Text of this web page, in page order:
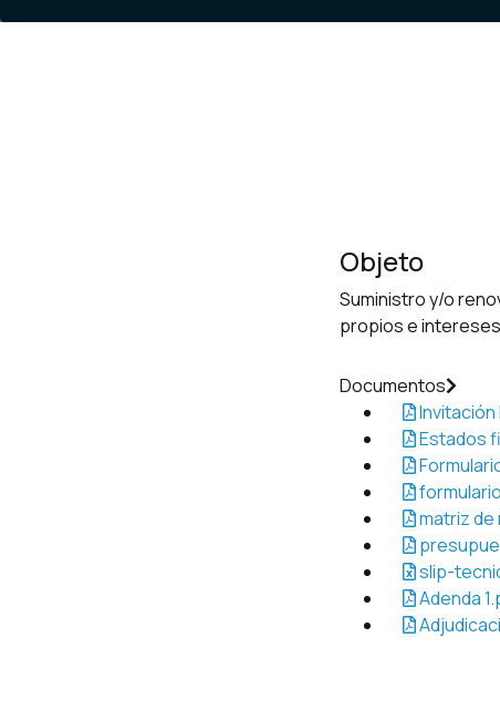
Objeto
Suministro y/o
propios e
Documentos
Estados
matriz
slip-
Adenda